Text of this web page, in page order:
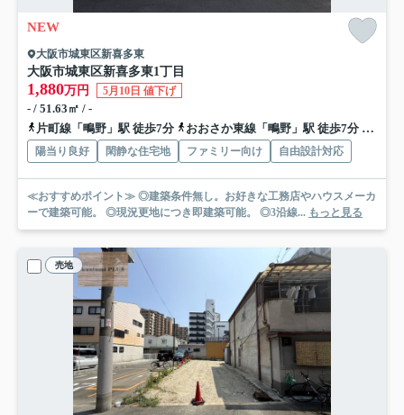
NEW
大阪市城東区新喜多東
大阪市城東区新喜多東1丁目
1,880万円 5月10日 値下げ
- / 51.63㎡ / -
片町線「鴫野」駅 徒歩7分
おおさか東線「鴫野」駅 徒歩7分 地下
陽当り良好 閑静な住宅地 ファミリー向け 自由設計対応
≪おすすめポイント≫ ◎建築条件無し。お好きな工務店やハウスメーカ
ーで建築可能。 ◎現況更地につき即建築可能。 ◎3沿線... もっと見る
売地